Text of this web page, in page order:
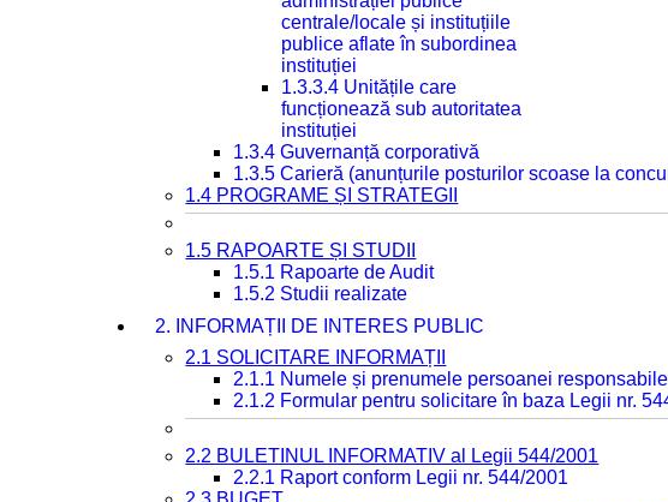
centrale/locale și instituțiile
publice aflate în subordinea
instituției
1.3.3.4 Unitățile care
funcționează sub autoritatea
instituției
1.3.4 Guvernanță corporativă
1.3.5 Carieră (anunțurile posturilor scoase la
1.4 PROGRAME ȘI STRATEGII
1.5 RAPOARTE ȘI STUDII
1.5.1 Rapoarte de Audit
1.5.2 Studii realizate
2. INFORMAȚII DE INTERES PUBLIC
2.1 SOLICITARE INFORMAȚII
2.1.1 Numele și prenumele persoanei
2.1.2 Formular pentru solicitare în baza Legii nr.
2.2 BULETINUL INFORMATIV al Legii 544/2001
2.2.1 Raport conform Legii nr. 544/2001